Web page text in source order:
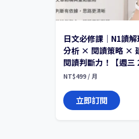
日文必修課｜N1讀
分析 × 閱讀策略 ×
閱讀判斷力！【週三
NT$499 / 月
立即訂閱